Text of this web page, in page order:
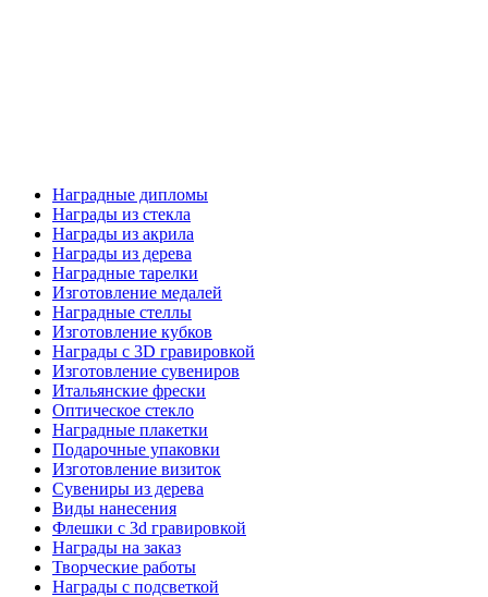
Наградные дипломы
Награды из стекла
Награды из акрила
Награды из дерева
Наградные тарелки
Изготовление медалей
Наградные стеллы
Изготовление кубков
Награды с 3D гравировкой
Изготовление сувениров
Итальянские фрески
Оптическое стекло
Наградные плакетки
Подарочные упаковки
Изготовление визиток
Сувениры из дерева
Виды нанесения
Флешки с 3d гравировкой
Награды на заказ
Творческие работы
Награды с подсветкой